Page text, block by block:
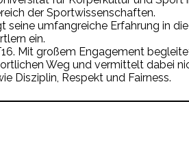
der Sportwissenschaften.
seine umfangreiche Erfahrung in die
ein.
Mit großem Engagement
Weg und vermittelt dabei
Disziplin, Respekt und Fairness.